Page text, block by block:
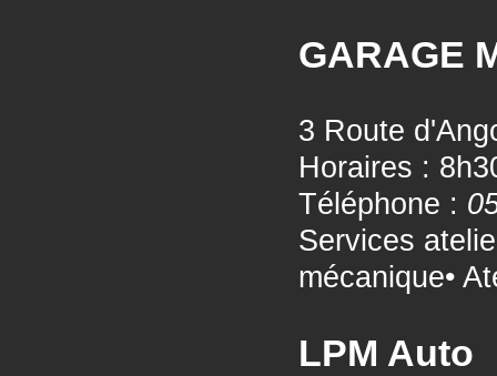
GARAGE
3 Route
Horaires :
Téléphone :
Services
mécanique•
LPM Auto